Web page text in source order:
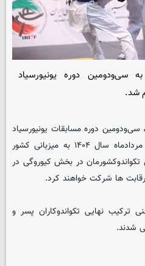
به سی‌ودومین دوره یونیورسیاد
شد.
، سی‌ودومین دوره مسابقات یونیورسیاد
تابستانی دانشجویان جهان تیر و مردادماه سال ۱۴۰۴ به میزبانی کشور
تکواندوکشورمان در بخش کیوروگی در
ها شرکت خواهند کرد.
ترکیب نهایی تکواندوکاران پسر و
شدند.